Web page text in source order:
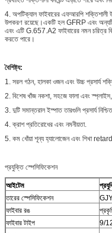
4. অপটিক্যাল ফাইবারের এফআরপি শক্তিশালী
উপকরণ রয়েছে।একটি হল GFRP এবং
এবং এটি G.657.A2 ফাইবারের নমন চরিত্র
করতে পারে।
বৈশিষ্ট্য:
1. সরল গঠন, হালকা ওজন এবং উচ্চ প্রসার্য
2. বিশেষ খাঁজ নকশা, সহজে ফালা এবং
3. দুটি সমান্তরাল ইস্পাত তারগুলি প্রসার্য
4. ক্রাশ প্রতিরোধের এবং নমনীয়তা.
5. কম ধোঁয়া শূন্য হ্যালোজেন এবং শিখা
প্রযুক্তি স্পেসিফিকেশন
আইটেম
তারের স্পেসিফিকেশন
ফাইবার রঙ
ফাইবার টাইপ
9/